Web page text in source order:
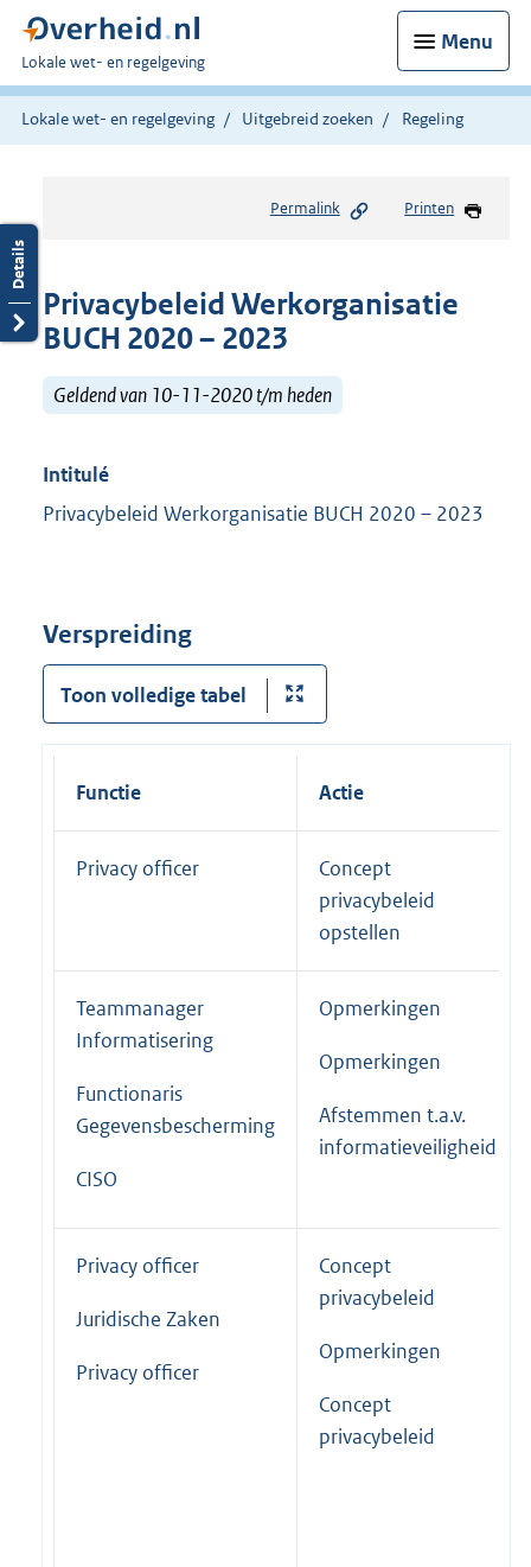
Menu
U
bent
hier:
Lokale wet- en regelgeving
Lokale wet- en regelgeving Uitgebreid zoeken Regeling
Permalink Printen
Privacybeleid Werkorganisatie
BUCH 2020 – 2023
Geldend van 10-11-2020 t/m heden
Intitulé
Privacybeleid Werkorganisatie BUCH 2020 – 2023
Verspreiding
Toon volledige tabel
Functie Actie
Privacy officer
Concept
privacybeleid
opstellen
Teammanager
Informatisering
Functionaris
Gegevensbescherming
CISO
Opmerkingen
Opmerkingen
Afstemmen t.a.v.
informatieveiligheid
Privacy officer
Juridische Zaken
Privacy officer
Concept
privacybeleid
Opmerkingen
Concept
privacybeleid